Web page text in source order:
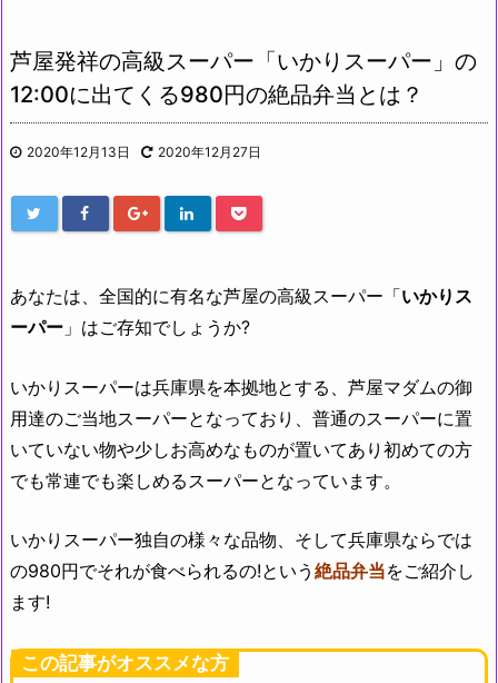
芦屋発祥の高級スーパー「いかりスーパー」の
12:00に出てくる980円の絶品弁当とは？
2020年12月13日 2020年12月27日
あなたは、全国的に有名な芦屋の高級スーパー「いかりス
ーパー 」はご存知でしょうか?
いかりスーパーは兵庫県を本拠地とする、 芦屋マダムの御
用達のご当地スーパーとなっており、普通のスーパーに置
いていない物や少しお高めなものが置いてあり初めての方
でも常連でも楽しめるスーパーとなっています。
いかりスーパー独自の様々な品物、そして兵庫県ならでは
の980円でそれが食べられるの!という 絶品弁当をご紹介し
ます!
この記事がオススメな方